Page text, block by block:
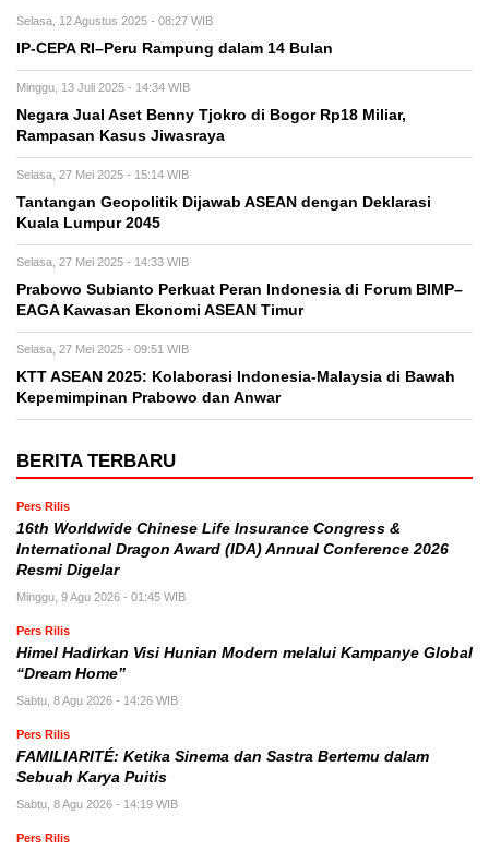
Selasa, 12 Agustus 2025 - 08:27 WIB
IP-CEPA RI–Peru Rampung dalam 14 Bulan
Minggu, 13 Juli 2025 - 14:34 WIB
Negara Jual Aset Benny Tjokro di Bogor Rp18 Miliar,
Rampasan Kasus Jiwasraya
Selasa, 27 Mei 2025 - 15:14 WIB
Tantangan Geopolitik Dijawab ASEAN dengan Deklarasi
Kuala Lumpur 2045
Selasa, 27 Mei 2025 - 14:33 WIB
Prabowo Subianto Perkuat Peran Indonesia di Forum BIMP–
EAGA Kawasan Ekonomi ASEAN Timur
Selasa, 27 Mei 2025 - 09:51 WIB
KTT ASEAN 2025: Kolaborasi Indonesia-Malaysia di Bawah
Kepemimpinan Prabowo dan Anwar
BERITA TERBARU
Pers Rilis
16th Worldwide Chinese Life Insurance Congress &
International Dragon Award (IDA) Annual Conference 2026
Resmi Digelar
Minggu, 9 Agu 2026 - 01:45 WIB
Pers Rilis
Himel Hadirkan Visi Hunian Modern melalui Kampanye Global
“Dream Home”
Sabtu, 8 Agu 2026 - 14:26 WIB
Pers Rilis
FAMILIARITÉ: Ketika Sinema dan Sastra Bertemu dalam
Sebuah Karya Puitis
Sabtu, 8 Agu 2026 - 14:19 WIB
Pers Rilis